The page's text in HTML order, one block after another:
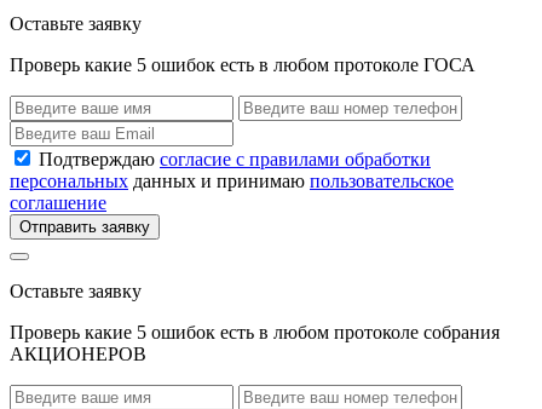
Оставьте заявку
Проверь какие 5 ошибок есть в любом протоколе ГОСА
Подтверждаю согласие с правилами обработки
персональных данных и принимаю пользовательское
соглашение
Отправить заявку
Оставьте заявку
Проверь какие 5 ошибок есть в любом протоколе собрания
АКЦИОНЕРОВ